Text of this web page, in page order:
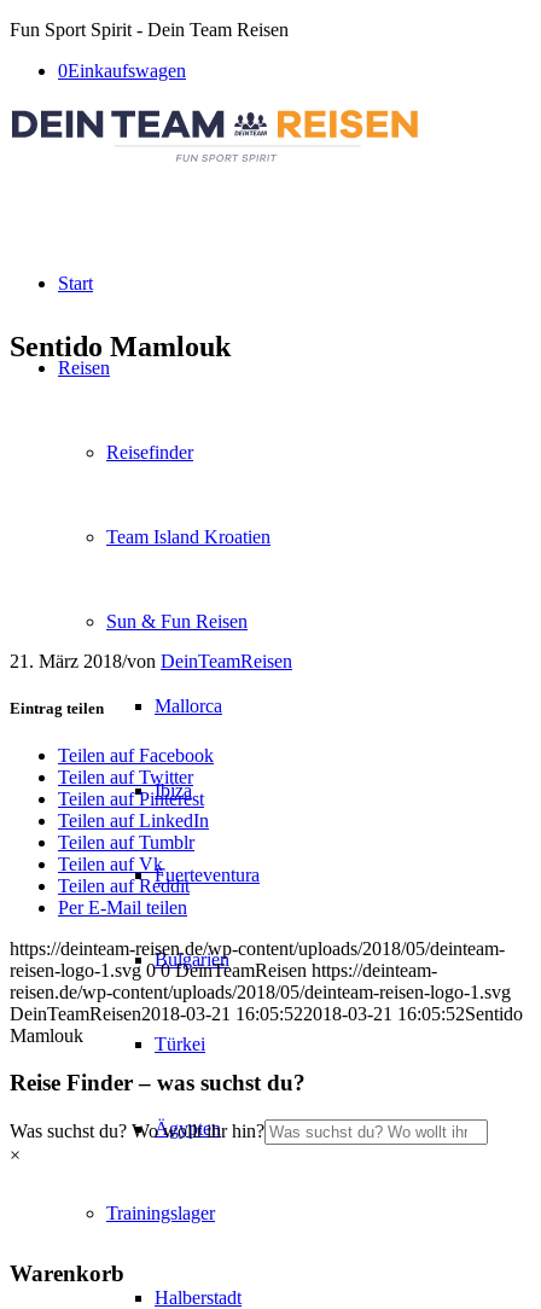
Fun Sport Spirit - Dein Team Reisen
0Einkaufswagen
Start
Reisen
Reisefinder
Team Island Kroatien
Sun & Fun Reisen
Mallorca
Ibiza
Fuerteventura
Bulgarien
Türkei
Ägypten
Trainingslager
Halberstadt
Sentido Mamlouk
21. März 2018/von DeinTeamReisen
Eintrag teilen
Teilen auf Facebook
Teilen auf Twitter
Teilen auf Pinterest
Teilen auf LinkedIn
Teilen auf Tumblr
Teilen auf Vk
Teilen auf Reddit
Per E-Mail teilen
https://deinteam-reisen.de/wp-content/uploads/2018/05/deinteam-
reisen-logo-1.svg 0 0 DeinTeamReisen https://deinteam-
reisen.de/wp-content/uploads/2018/05/deinteam-reisen-logo-1.svg
DeinTeamReisen2018-03-21 16:05:522018-03-21 16:05:52Sentido
Mamlouk
Reise Finder – was suchst du?
Was suchst du? Wo wollt ihr hin?
×
Warenkorb